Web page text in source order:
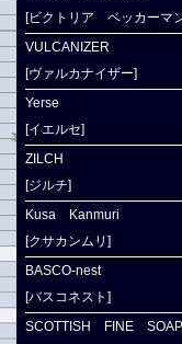
[ビクトリア ベッカーマ
VULCANIZER
[ヴァルカナイザー]
Yerse
[イエルセ]
ZILCH
[ジルチ]
Kusa Kanmuri
[クサカンムリ]
BASCO-nest
[バスコネスト]
SCOTTISH FINE